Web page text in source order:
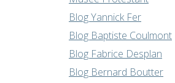
Blog Yannick Fer
Blog Baptiste Coulmont
Blog Fabrice Desplan
Blog Bernard Boutter